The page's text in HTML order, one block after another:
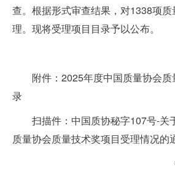
查。根据形式审查结果，对1338项
理。现将受理项目目录予以公布。
附件： 2025年度中国质量协会
录
扫描件： 中国质协秘字107号-关
质量协会质量技术奖项目受理情况的